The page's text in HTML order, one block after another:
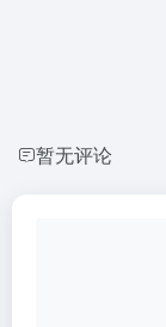
暂无评论